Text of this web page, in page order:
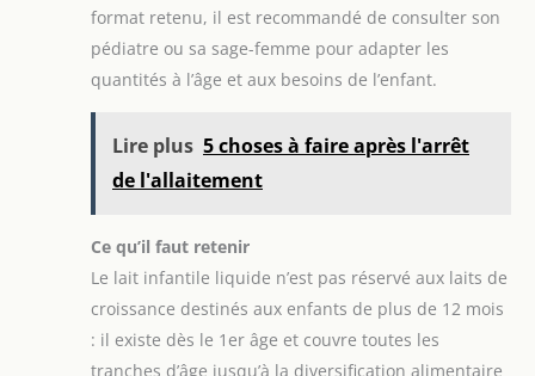
format retenu, il est recommandé de consulter son
pédiatre ou sa sage-femme pour adapter les
quantités à l’âge et aux besoins de l’enfant.
Lire plus 5 choses à faire après l'arrêt
de l'allaitement
Ce qu’il faut retenir
Le lait infantile liquide n’est pas réservé aux laits de
croissance destinés aux enfants de plus de 12 mois
: il existe dès le 1er âge et couvre toutes les
tranches d’âge jusqu’à la diversification alimentaire